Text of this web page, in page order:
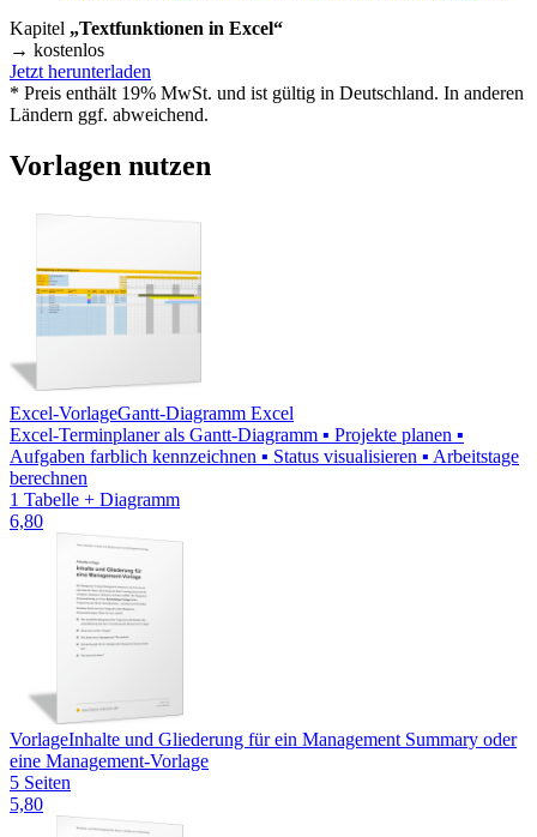
Kapitel „Textfunktionen in Excel“
→ kostenlos
Jetzt herunterladen
* Preis enthält 19% MwSt. und ist gültig in Deutschland. In anderen
Ländern ggf. abweichend.
Vorlagen nutzen
Excel-VorlageGantt-Diagramm Excel
Excel-Terminplaner als Gantt-Diagramm ▪ Projekte planen ▪
Aufgaben farblich kennzeichnen ▪ Status visualisieren ▪ Arbeitstage
berechnen
1 Tabelle + Diagramm
6,80
VorlageInhalte und Gliederung für ein Management Summary oder
eine Management-Vorlage
5 Seiten
5,80